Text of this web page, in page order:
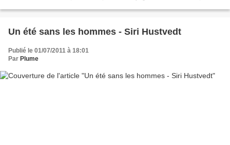
Un été sans les hommes - Siri Hustvedt
Publié le 01/07/2011 à 18:01
Par Plume